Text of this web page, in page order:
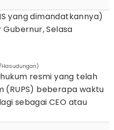
yang dimandatkannya)
Selasa
Hasudungan)
resmi yang telah
(RUPS) beberapa waktu
sebagai CEO atau